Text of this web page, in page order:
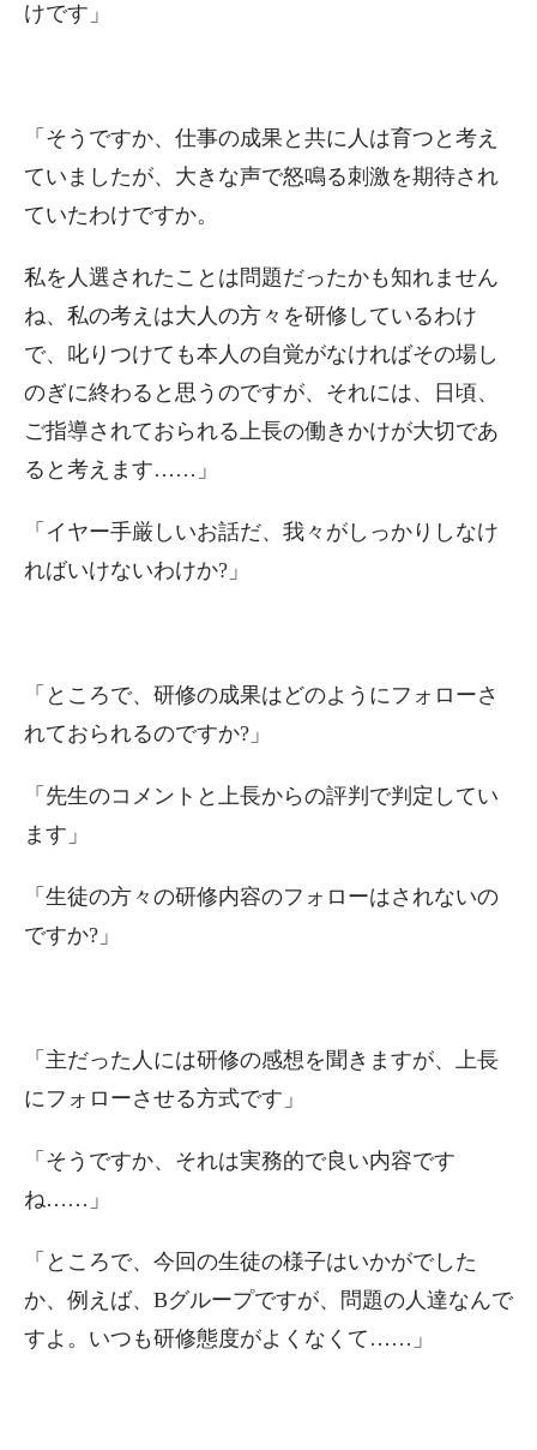
けです」
「そうですか、仕事の成果と共に人は育つと考え
ていましたが、大きな声で怒鳴る刺激を期待され
ていたわけですか。
私を人選されたことは問題だったかも知れません
ね、私の考えは大人の方々を研修しているわけ
で、叱りつけても本人の自覚がなければその場し
のぎに終わると思うのですが、それには、日頃、
ご指導されておられる上長の働きかけが大切であ
ると考えます……」
「イヤー手厳しいお話だ、我々がしっかりしなけ
ればいけないわけか?」
「ところで、研修の成果はどのようにフォローさ
れておられるのですか?」
「先生のコメントと上長からの評判で判定してい
ます」
「生徒の方々の研修内容のフォローはされないの
ですか?」
「主だった人には研修の感想を聞きますが、上長
にフォローさせる方式です」
「そうですか、それは実務的で良い内容です
ね……」
「ところで、今回の生徒の様子はいかがでした
か、例えば、Bグループですが、問題の人達なんで
すよ。いつも研修態度がよくなくて……」